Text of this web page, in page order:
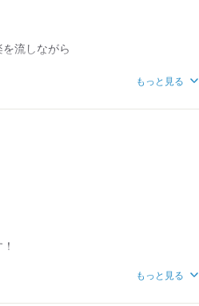
流しながら
なければならない,,,なんて心配もなし！
】
ご安心ください◎
トさせて頂きます。
り、
もっと見る
もっと見る